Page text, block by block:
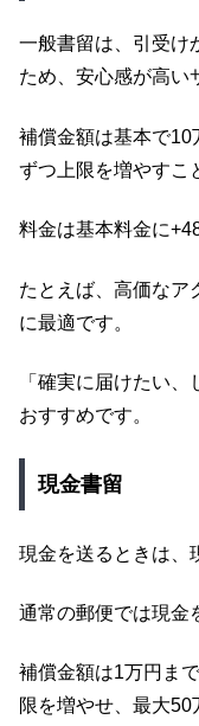
一般書留は、引受け
ため、安心感が高い
補償金額は基本で10
ずつ上限を増やすこ
料金は基本料金に
たとえば、高価なア
に最適です。
「確実に届けたい
おすすめです。
現金書留
現金を送るときは、
通常の郵便では現金
補償金額は1万円ま
限を増やせ、最大50